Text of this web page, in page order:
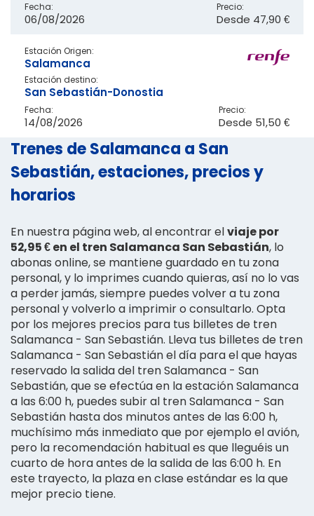
Fecha:
06/08/2026
Precio:
Desde 47,90 €
Estación Origen:
Salamanca
Estación destino:
San Sebastián-Donostia
Fecha:
14/08/2026
Precio:
Desde 51,50 €
Trenes de Salamanca a San
Sebastián, estaciones, precios y
horarios
En nuestra página web, al encontrar elviaje por
52,95 € en el tren Salamanca San Sebastián, lo
abonas online, se mantiene guardado en tu zona
personal, y lo imprimes cuando quieras, así no lo vas
a perder jamás, siempre puedes volver a tu zona
personal y volverlo a imprimir o consultarlo. Opta
por los mejores precios para tus billetes de tren
Salamanca - San Sebastián. Lleva tus billetes de tren
Salamanca - San Sebastián el día para el que hayas
reservado la salida del tren Salamanca - San
Sebastián, que se efectúa en la estación Salamanca
a las 6:00 h, puedes subir al tren Salamanca - San
Sebastián hasta dos minutos antes de las 6:00 h,
muchísimo más inmediato que por ejemplo el avión,
pero la recomendación habitual es que lleguéis un
cuarto de hora antes de la salida de las 6:00 h. En
este trayecto, la plaza en clase estándar es la que
mejor precio tiene.